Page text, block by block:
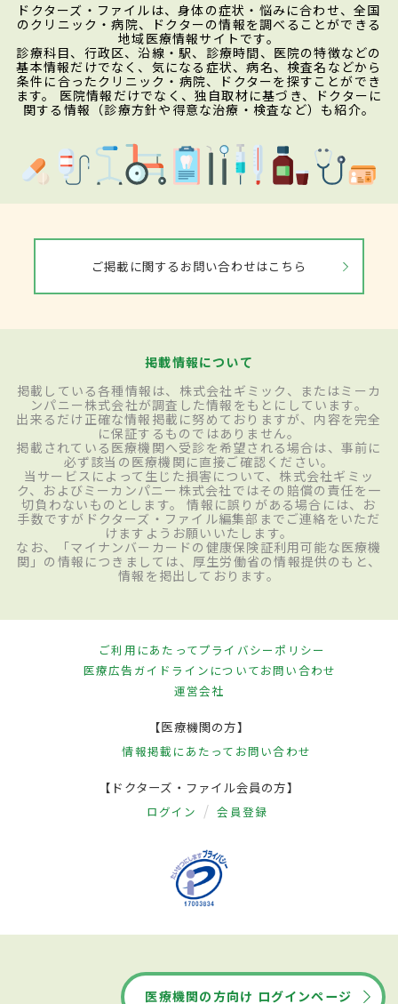
ドクターズ・ファイルは、身体の症状・悩みに合わせ、全国
のクリニック・病院、ドクターの情報を調べることができる
地域医療情報サイトです。
診療科目、行政区、沿線・駅、診療時間、医院の特徴などの
基本情報だけでなく、気になる症状、病名、検査名などから
条件に合ったクリニック・病院、ドクターを探すことができ
ます。 医院情報だけでなく、独自取材に基づき、ドクターに
関する情報（診療方針や得意な治療・検査など）も紹介。
ご掲載に関するお問い合わせはこちら
掲載情報について
掲載している各種情報は、株式会社ギミック、またはミーカ
ンパニー株式会社が調査した情報をもとにしています。
出来るだけ正確な情報掲載に努めておりますが、内容を完全
に保証するものではありません。
掲載されている医療機関へ受診を希望される場合は、事前に
必ず該当の医療機関に直接ご確認ください。
当サービスによって生じた損害について、株式会社ギミッ
ク、およびミーカンパニー株式会社ではその賠償の責任を一
切負わないものとします。 情報に誤りがある場合には、お
手数ですがドクターズ・ファイル編集部までご連絡をいただ
けますようお願いいたします。
なお、「マイナンバーカードの健康保険証利用可能な医療機
関」の情報につきましては、厚生労働省の情報提供のもと、
情報を掲出しております。
ご利用にあたってプライバシーポリシー
医療広告ガイドラインについてお問い合わせ
運営会社
【医療機関の方】
情報掲載にあたって お問い合わせ
【ドクターズ・ファイル会員の方】
ログイン 会員登録
医療機関の方向け ログインページ